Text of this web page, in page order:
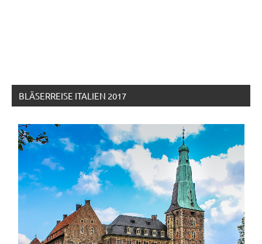
BLÄSERREISE ITALIEN 2017